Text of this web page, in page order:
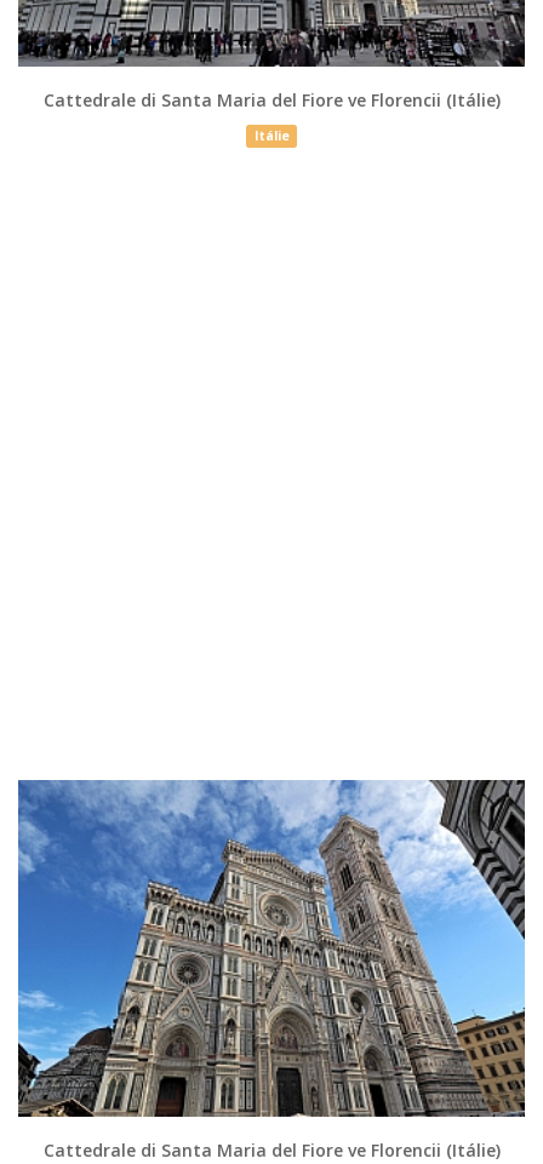
Cattedrale di Santa Maria del Fiore ve Florencii (Itálie)
Itálie
Cattedrale di Santa Maria del Fiore ve Florencii (Itálie)